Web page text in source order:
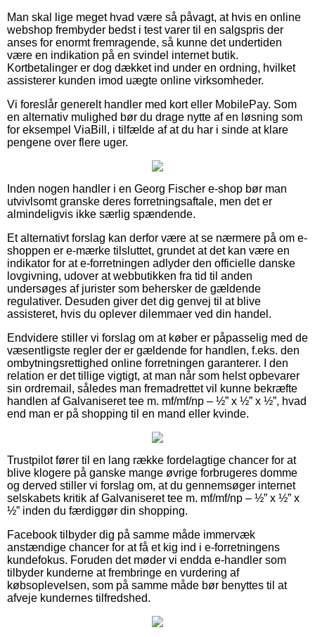
Man skal lige meget hvad være så påvagt, at hvis en online
webshop frembyder bedst i test varer til en salgspris der
anses for enormt fremragende, så kunne det undertiden
være en indikation på en svindel internet butik.
Kortbetalinger er dog dækket ind under en ordning, hvilket
assisterer kunden imod uægte online virksomheder.
Vi foreslår generelt handler med kort eller MobilePay. Som
en alternativ mulighed bør du drage nytte af en løsning som
for eksempel ViaBill, i tilfælde af at du har i sinde at klare
pengene over flere uger.
Inden nogen handler i en Georg Fischer e-shop bør man
utvivlsomt granske deres forretningsaftale, men det er
almindeligvis ikke særlig spændende.
Et alternativt forslag kan derfor være at se nærmere på om e-
shoppen er e-mærke tilsluttet, grundet at det kan være en
indikator for at e-forretningen adlyder den officielle danske
lovgivning, udover at webbutikken fra tid til anden
undersøges af jurister som behersker de gældende
regulativer. Desuden giver det dig genvej til at blive
assisteret, hvis du oplever dilemmaer ved din handel.
Endvidere stiller vi forslag om at køber er påpasselig med de
væsentligste regler der er gældende for handlen, f.eks. den
ombytningsrettighed online forretningen garanterer. I den
relation er det tillige vigtigt, at man når som helst opbevarer
sin ordremail, således man fremadrettet vil kunne bekræfte
handlen af Galvaniseret tee m. mf/mf/np – ½” x ½” x ½”, hvad
end man er på shopping til en mand eller kvinde.
Trustpilot fører til en lang række fordelagtige chancer for at
blive klogere på ganske mange øvrige forbrugeres domme
og derved stiller vi forslag om, at du gennemsøger internet
selskabets kritik af Galvaniseret tee m. mf/mf/np – ½” x ½” x
½” inden du færdiggør din shopping.
Facebook tilbyder dig på samme måde immervæk
anstændige chancer for at få et kig ind i e-forretningens
kundefokus. Foruden det møder vi endda e-handler som
tilbyder kunderne at frembringe en vurdering af
købsoplevelsen, som på samme måde bør benyttes til at
afveje kundernes tilfredshed.